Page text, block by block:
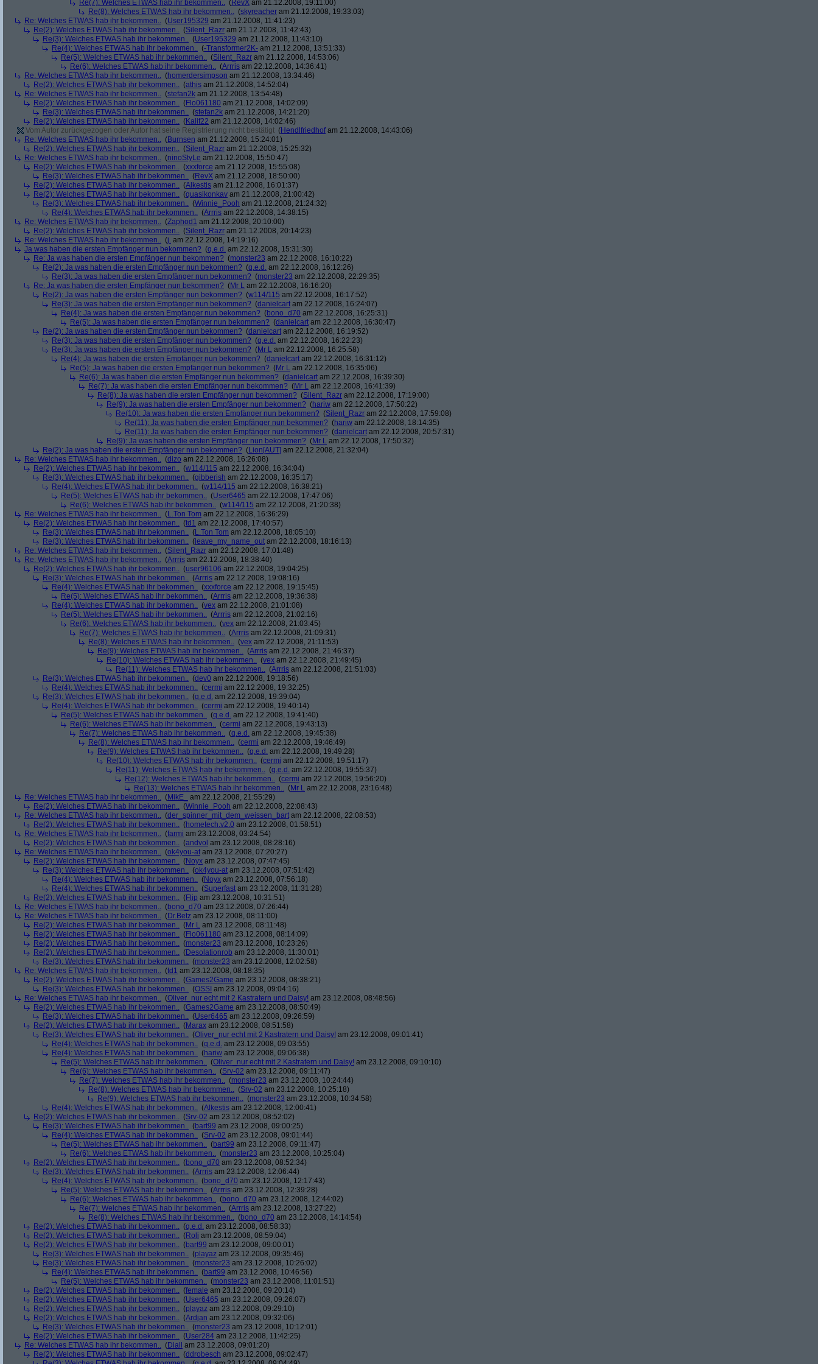
Re(7): Welches ETWAS hab ihr bekommen.. (RevX am 21.12.2008, 19:11:00)
Re(8): Welches ETWAS hab ihr bekommen.. (skyreacher am 21.12.2008, 19:33:03)
Re: Welches ETWAS hab ihr bekommen.. (User195329 am 21.12.2008, 11:41:23)
Re(2): Welches ETWAS hab ihr bekommen.. (Silent_Razr am 21.12.2008, 11:42:43)
Re(3): Welches ETWAS hab ihr bekommen.. (User195329 am 21.12.2008, 11:43:10)
Re(4): Welches ETWAS hab ihr bekommen.. (-Transformer2K- am 21.12.2008, 13:51:33)
Re(5): Welches ETWAS hab ihr bekommen.. (Silent_Razr am 21.12.2008, 14:53:06)
Re(6): Welches ETWAS hab ihr bekommen.. (Arrris am 22.12.2008, 14:36:41)
Re: Welches ETWAS hab ihr bekommen.. (homerdersimpson am 21.12.2008, 13:34:46)
Re(2): Welches ETWAS hab ihr bekommen.. (athis am 21.12.2008, 14:52:04)
Re: Welches ETWAS hab ihr bekommen.. (stefan2k am 21.12.2008, 13:54:48)
Re(2): Welches ETWAS hab ihr bekommen.. (Flo061180 am 21.12.2008, 14:02:09)
Re(3): Welches ETWAS hab ihr bekommen.. (stefan2k am 21.12.2008, 14:21:20)
Re(2): Welches ETWAS hab ihr bekommen.. (Kalif22 am 21.12.2008, 14:02:46)
Vom Autor zurückgezogen oder Autor hat seine Registrierung nicht bestätigt (Hendlfriedhofam 21.12.2008, 14:43:06)
Re: Welches ETWAS hab ihr bekommen.. (Burnsen am 21.12.2008, 15:24:01)
Re(2): Welches ETWAS hab ihr bekommen.. (Silent_Razr am 21.12.2008, 15:25:32)
Re: Welches ETWAS hab ihr bekommen.. (ninoStyLe am 21.12.2008, 15:50:47)
Re(2): Welches ETWAS hab ihr bekommen.. (xxxforce am 21.12.2008, 15:55:08)
Re(3): Welches ETWAS hab ihr bekommen.. (RevX am 21.12.2008, 18:50:00)
Re(2): Welches ETWAS hab ihr bekommen.. (Alkestis am 21.12.2008, 16:01:37)
Re(2): Welches ETWAS hab ihr bekommen.. (quasikonkav am 21.12.2008, 21:00:42)
Re(3): Welches ETWAS hab ihr bekommen.. (Winnie_Pooh am 21.12.2008, 21:24:32)
Re(4): Welches ETWAS hab ihr bekommen.. (Arrris am 22.12.2008, 14:38:15)
Re: Welches ETWAS hab ihr bekommen.. (Zaphod1 am 21.12.2008, 20:10:00)
Re(2): Welches ETWAS hab ihr bekommen.. (Silent_Razr am 21.12.2008, 20:14:23)
Re: Welches ETWAS hab ihr bekommen.. (j. am 22.12.2008, 14:19:16)
Ja was haben die ersten Empfänger nun bekommen? (q.e.d. am 22.12.2008, 15:31:30)
Re: Ja was haben die ersten Empfänger nun bekommen? (monster23 am 22.12.2008, 16:10:22)
Re(2): Ja was haben die ersten Empfänger nun bekommen? (q.e.d. am 22.12.2008, 16:12:26)
Re(3): Ja was haben die ersten Empfänger nun bekommen? (monster23 am 22.12.2008, 22:29:35)
Re: Ja was haben die ersten Empfänger nun bekommen? (Mr L am 22.12.2008, 16:16:20)
Re(2): Ja was haben die ersten Empfänger nun bekommen? (w114/115 am 22.12.2008, 16:17:52)
Re(3): Ja was haben die ersten Empfänger nun bekommen? (danielcart am 22.12.2008, 16:24:07)
Re(4): Ja was haben die ersten Empfänger nun bekommen? (bono_d70 am 22.12.2008, 16:25:31)
Re(5): Ja was haben die ersten Empfänger nun bekommen? (danielcart am 22.12.2008, 16:30:47)
Re(2): Ja was haben die ersten Empfänger nun bekommen? (danielcart am 22.12.2008, 16:19:52)
Re(3): Ja was haben die ersten Empfänger nun bekommen? (q.e.d. am 22.12.2008, 16:22:23)
Re(3): Ja was haben die ersten Empfänger nun bekommen? (Mr L am 22.12.2008, 16:25:58)
Re(4): Ja was haben die ersten Empfänger nun bekommen? (danielcart am 22.12.2008, 16:31:12)
Re(5): Ja was haben die ersten Empfänger nun bekommen? (Mr L am 22.12.2008, 16:35:06)
Re(6): Ja was haben die ersten Empfänger nun bekommen? (danielcart am 22.12.2008, 16:39:30)
Re(7): Ja was haben die ersten Empfänger nun bekommen? (Mr L am 22.12.2008, 16:41:39)
Re(8): Ja was haben die ersten Empfänger nun bekommen? (Silent_Razr am 22.12.2008, 17:19:00)
Re(9): Ja was haben die ersten Empfänger nun bekommen? (hariw am 22.12.2008, 17:50:22)
Re(10): Ja was haben die ersten Empfänger nun bekommen? (Silent_Razr am 22.12.2008, 17:59:08)
Re(11): Ja was haben die ersten Empfänger nun bekommen? (hariw am 22.12.2008, 18:14:35)
Re(11): Ja was haben die ersten Empfänger nun bekommen? (danielcart am 22.12.2008, 20:57:31)
Re(9): Ja was haben die ersten Empfänger nun bekommen? (Mr L am 22.12.2008, 17:50:32)
Re(2): Ja was haben die ersten Empfänger nun bekommen? (Lion[AUT] am 22.12.2008, 21:32:04)
Re: Welches ETWAS hab ihr bekommen.. (dizo am 22.12.2008, 16:26:08)
Re(2): Welches ETWAS hab ihr bekommen.. (w114/115 am 22.12.2008, 16:34:04)
Re(3): Welches ETWAS hab ihr bekommen.. (gibberish am 22.12.2008, 16:35:17)
Re(4): Welches ETWAS hab ihr bekommen.. (w114/115 am 22.12.2008, 16:38:21)
Re(5): Welches ETWAS hab ihr bekommen.. (User6465 am 22.12.2008, 17:47:06)
Re(6): Welches ETWAS hab ihr bekommen.. (w114/115 am 22.12.2008, 21:20:38)
Re: Welches ETWAS hab ihr bekommen.. (L.Ton Tom am 22.12.2008, 16:36:29)
Re(2): Welches ETWAS hab ihr bekommen.. (td1 am 22.12.2008, 17:40:57)
Re(3): Welches ETWAS hab ihr bekommen.. (L.Ton Tom am 22.12.2008, 18:05:10)
Re(3): Welches ETWAS hab ihr bekommen.. ( leave_my_name_out am 22.12.2008, 18:16:13)
Re: Welches ETWAS hab ihr bekommen.. (Silent_Razr am 22.12.2008, 17:01:48)
Re: Welches ETWAS hab ihr bekommen.. (Arrris am 22.12.2008, 18:38:40)
Re(2): Welches ETWAS hab ihr bekommen.. (user96106 am 22.12.2008, 19:04:25)
Re(3): Welches ETWAS hab ihr bekommen.. (Arrris am 22.12.2008, 19:08:16)
Re(4): Welches ETWAS hab ihr bekommen.. (xxxforce am 22.12.2008, 19:15:45)
Re(5): Welches ETWAS hab ihr bekommen.. (Arrris am 22.12.2008, 19:36:38)
Re(4): Welches ETWAS hab ihr bekommen.. (vex am 22.12.2008, 21:01:08)
Re(5): Welches ETWAS hab ihr bekommen.. (Arrris am 22.12.2008, 21:02:16)
Re(6): Welches ETWAS hab ihr bekommen.. (vex am 22.12.2008, 21:03:45)
Re(7): Welches ETWAS hab ihr bekommen.. (Arrris am 22.12.2008, 21:09:31)
Re(8): Welches ETWAS hab ihr bekommen.. (vex am 22.12.2008, 21:11:53)
Re(9): Welches ETWAS hab ihr bekommen.. (Arrris am 22.12.2008, 21:46:37)
Re(10): Welches ETWAS hab ihr bekommen.. (vex am 22.12.2008, 21:49:45)
Re(11): Welches ETWAS hab ihr bekommen.. (Arrris am 22.12.2008, 21:51:03)
Re(3): Welches ETWAS hab ihr bekommen.. (dev0 am 22.12.2008, 19:18:56)
Re(4): Welches ETWAS hab ihr bekommen.. (cermi am 22.12.2008, 19:32:25)
Re(3): Welches ETWAS hab ihr bekommen.. (q.e.d. am 22.12.2008, 19:39:04)
Re(4): Welches ETWAS hab ihr bekommen.. (cermi am 22.12.2008, 19:40:14)
Re(5): Welches ETWAS hab ihr bekommen.. (q.e.d. am 22.12.2008, 19:41:40)
Re(6): Welches ETWAS hab ihr bekommen.. (cermi am 22.12.2008, 19:43:13)
Re(7): Welches ETWAS hab ihr bekommen.. (q.e.d. am 22.12.2008, 19:45:38)
Re(8): Welches ETWAS hab ihr bekommen.. (cermi am 22.12.2008, 19:46:49)
Re(9): Welches ETWAS hab ihr bekommen.. (q.e.d. am 22.12.2008, 19:49:28)
Re(10): Welches ETWAS hab ihr bekommen.. (cermi am 22.12.2008, 19:51:17)
Re(11): Welches ETWAS hab ihr bekommen.. (q.e.d. am 22.12.2008, 19:55:37)
Re(12): Welches ETWAS hab ihr bekommen.. (cermi am 22.12.2008, 19:56:20)
Re(13): Welches ETWAS hab ihr bekommen.. (Mr L am 22.12.2008, 23:16:48)
Re: Welches ETWAS hab ihr bekommen.. (MikE_
am 22.12.2008, 21:55:29)
Re(2): Welches ETWAS hab ihr bekommen.. (Winnie_Pooh am 22.12.2008, 22:08:43)
Re: Welches ETWAS hab ihr bekommen.. (der_spinner_mit_dem_weissen_bart am 22.12.2008, 22:08:53)
Re(2): Welches ETWAS hab ihr bekommen.. (hometech.v2.0 am 23.12.2008, 01:58:51)
Re: Welches ETWAS hab ihr bekommen.. (farmi am 23.12.2008, 03:24:54)
Re(2): Welches ETWAS hab ihr bekommen.. (andvol am 23.12.2008, 08:28:16)
Re: Welches ETWAS hab ihr bekommen.. (ok4you-at am 23.12.2008, 07:20:27)
Re(2): Welches ETWAS hab ihr bekommen.. (Noyx am 23.12.2008, 07:47:45)
Re(3): Welches ETWAS hab ihr bekommen.. (ok4you-at am 23.12.2008, 07:51:42)
Re(4): Welches ETWAS hab ihr bekommen.. (Noyx am 23.12.2008, 07:56:18)
Re(4): Welches ETWAS hab ihr bekommen.. (Superfast am 23.12.2008, 11:31:28)
Re(2): Welches ETWAS hab ihr bekommen.. (Flip am 23.12.2008, 10:31:51)
Re: Welches ETWAS hab ihr bekommen.. (bono_d70 am 23.12.2008, 07:26:44)
Re: Welches ETWAS hab ihr bekommen.. (Dr.Betz am 23.12.2008, 08:11:00)
Re(2): Welches ETWAS hab ihr bekommen.. (Mr L am 23.12.2008, 08:11:48)
Re(2): Welches ETWAS hab ihr bekommen.. (Flo061180 am 23.12.2008, 08:14:09)
Re(2): Welches ETWAS hab ihr bekommen.. (monster23 am 23.12.2008, 10:23:26)
Re(2): Welches ETWAS hab ihr bekommen.. (Desolationrob am 23.12.2008, 11:30:01)
Re(3): Welches ETWAS hab ihr bekommen.. (monster23 am 23.12.2008, 12:02:58)
Re: Welches ETWAS hab ihr bekommen.. (td1 am 23.12.2008, 08:18:35)
Re(2): Welches ETWAS hab ihr bekommen.. (Games2Game am 23.12.2008, 08:38:21)
Re(3): Welches ETWAS hab ihr bekommen.. (OSSI am 23.12.2008, 09:04:16)
Re: Welches ETWAS hab ihr bekommen.. (Oliver_nur echt mit 2 Kastratern und Daisy! am 23.12.2008, 08:48:56)
Re(2): Welches ETWAS hab ihr bekommen.. (Games2Game am 23.12.2008, 08:50:49)
Re(3): Welches ETWAS hab ihr bekommen.. (User6465 am 23.12.2008, 09:26:59)
Re(2): Welches ETWAS hab ihr bekommen.. (Marax am 23.12.2008, 08:51:58)
Re(3): Welches ETWAS hab ihr bekommen.. (Oliver_nur echt mit 2 Kastratern und Daisy! am 23.12.2008, 09:01:41)
Re(4): Welches ETWAS hab ihr bekommen.. (q.e.d. am 23.12.2008, 09:03:55)
Re(4): Welches ETWAS hab ihr bekommen.. (hariw am 23.12.2008, 09:06:38)
Re(5): Welches ETWAS hab ihr bekommen.. (Oliver_nur echt mit 2 Kastratern und Daisy! am 23.12.2008, 09:10:10)
Re(6): Welches ETWAS hab ihr bekommen.. (Srv-02 am 23.12.2008, 09:11:47)
Re(7): Welches ETWAS hab ihr bekommen.. (monster23 am 23.12.2008, 10:24:44)
Re(8): Welches ETWAS hab ihr bekommen.. (Srv-02 am 23.12.2008, 10:25:18)
Re(9): Welches ETWAS hab ihr bekommen.. (monster23 am 23.12.2008, 10:34:58)
Re(4): Welches ETWAS hab ihr bekommen.. (Alkestis am 23.12.2008, 12:00:41)
Re(2): Welches ETWAS hab ihr bekommen.. (Srv-02 am 23.12.2008, 08:52:02)
Re(3): Welches ETWAS hab ihr bekommen.. (bart99 am 23.12.2008, 09:00:25)
Re(4): Welches ETWAS hab ihr bekommen.. (Srv-02 am 23.12.2008, 09:01:44)
Re(5): Welches ETWAS hab ihr bekommen.. (bart99 am 23.12.2008, 09:11:47)
Re(6): Welches ETWAS hab ihr bekommen.. (monster23 am 23.12.2008, 10:25:04)
Re(2): Welches ETWAS hab ihr bekommen.. (bono_d70 am 23.12.2008, 08:52:34)
Re(3): Welches ETWAS hab ihr bekommen.. (Arrris am 23.12.2008, 12:06:44)
Re(4): Welches ETWAS hab ihr bekommen.. (bono_d70 am 23.12.2008, 12:17:43)
Re(5): Welches ETWAS hab ihr bekommen.. (Arrris am 23.12.2008, 12:39:28)
Re(6): Welches ETWAS hab ihr bekommen.. (bono_d70 am 23.12.2008, 12:44:02)
Re(7): Welches ETWAS hab ihr bekommen.. (Arrris am 23.12.2008, 13:27:22)
Re(8): Welches ETWAS hab ihr bekommen.. (bono_d70 am 23.12.2008, 14:14:54)
Re(2): Welches ETWAS hab ihr bekommen.. (q.e.d. am 23.12.2008, 08:58:33)
Re(2): Welches ETWAS hab ihr bekommen.. (Roli am 23.12.2008, 08:59:04)
Re(2): Welches ETWAS hab ihr bekommen.. (bart99 am 23.12.2008, 09:00:01)
Re(3): Welches ETWAS hab ihr bekommen.. (playaz am 23.12.2008, 09:35:46)
Re(3): Welches ETWAS hab ihr bekommen.. (monster23 am 23.12.2008, 10:26:02)
Re(4): Welches ETWAS hab ihr bekommen.. (bart99 am 23.12.2008, 10:46:56)
Re(5): Welches ETWAS hab ihr bekommen.. (monster23 am 23.12.2008, 11:01:51)
Re(2): Welches ETWAS hab ihr bekommen.. (female am 23.12.2008, 09:20:14)
Re(2): Welches ETWAS hab ihr bekommen.. (User6465 am 23.12.2008, 09:26:07)
Re(2): Welches ETWAS hab ihr bekommen.. (playaz am 23.12.2008, 09:29:10)
Re(2): Welches ETWAS hab ihr bekommen.. (Ardjan am 23.12.2008, 09:32:06)
Re(3): Welches ETWAS hab ihr bekommen.. (monster23 am 23.12.2008, 10:12:01)
Re(2): Welches ETWAS hab ihr bekommen.. (User284 am 23.12.2008, 11:42:25)
Re: Welches ETWAS hab ihr bekommen.. (Diall
am 23.12.2008, 09:01:20)
Re(2): Welches ETWAS hab ihr bekommen.. (ddrobesch am 23.12.2008, 09:02:47)